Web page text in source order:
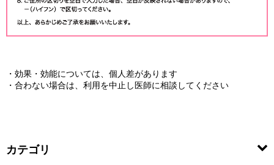
・効果・効能については、個人差があります
・合わない場合は、利用を中止し医師に相談してください
カテゴリ